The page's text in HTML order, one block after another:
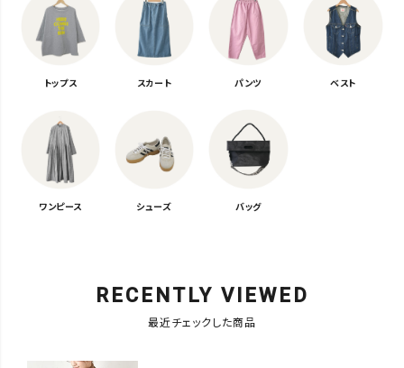
トップス スカート パンツ ベスト
ワンピース シューズ バッグ
RECENTLY VIEWED
最近チェックした商品